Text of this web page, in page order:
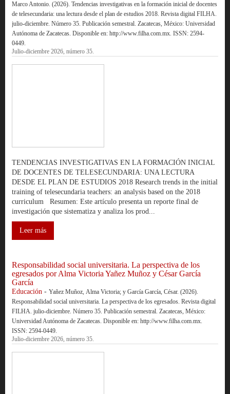
Marco Antonio. (2026). Tendencias investigativas en la formación inicial de docentes
de telesecundaria: una lectura desde el plan de estudios 2018. Revista digital FILHA.
julio-diciembre. Número 35. Publicación semestral. Zacatecas, México: Universidad
Autónoma de Zacatecas. Disponible en: http://www.filha.com.mx. ISSN: 2594-
0449.
Julio-diciembre 2026, número 35.
TENDENCIAS INVESTIGATIVAS EN LA FORMACIÓN INICIAL
DE DOCENTES DE TELESECUNDARIA: UNA LECTURA
DESDE EL PLAN DE ESTUDIOS 2018 Research trends in the initial
training of telesecundaria teachers: an analysis based on the 2018
curriculum Resumen: Este artículo presenta un reporte final de
investigación que sistematiza y analiza los prod...
Leer más
Responsabilidad social universitaria. La perspectiva de los
egresados por Alma Victoria Yañez Muñoz y César García
García
Educación - Yañez Muñoz, Alma Victoria; y García García, César. (2026).
Responsabilidad social universitaria. La perspectiva de los egresados. Revista digital
FILHA. julio-diciembre. Número 35. Publicación semestral. Zacatecas, México:
Universidad Autónoma de Zacatecas. Disponible en: http://www.filha.com.mx.
ISSN: 2594-0449.
Julio-diciembre 2026, número 35.